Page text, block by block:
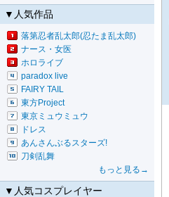
▼人気作品
落第忍者乱太郎(忍たま乱太郎)
ナース・女医
ホロライブ
paradox live
FAIRY TAIL
東方Project
東京ミュウミュウ
ドレス
あんさんぶるスターズ!
刀剣乱舞
もっと見る→
▼人気コスプレイヤー